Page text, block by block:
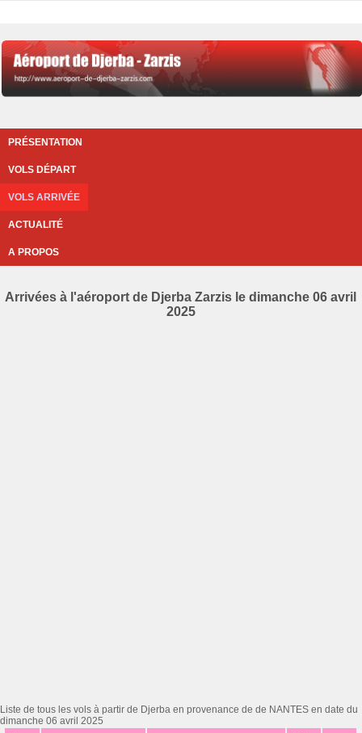
PRÉSENTATION
VOLS DÉPART
VOLS ARRIVÉE
ACTUALITÉ
A PROPOS
Arrivées à l'aéroport de Djerba Zarzis le dimanche 06 avril
2025
Liste de tous les vols à partir de Djerba en provenance de de NANTES en date du
dimanche 06 avril 2025